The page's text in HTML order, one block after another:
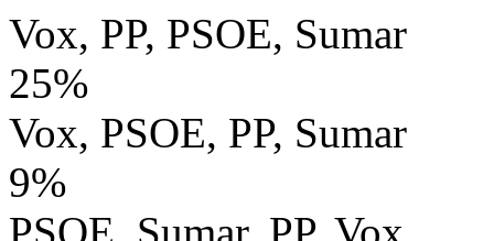
Vox, PP, PSOE, Sumar
25%
Vox, PSOE, PP, Sumar
9%
PSOE, Sumar, PP, Vox